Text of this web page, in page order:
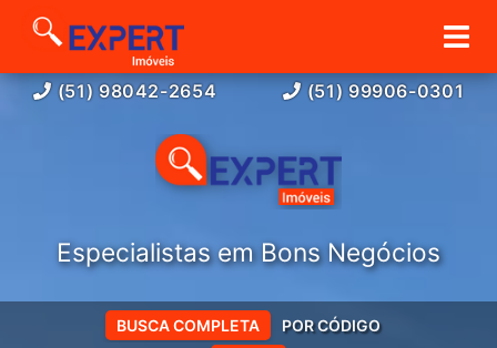
(51) 98042-2654 (51) 99906-0301
Especialistas em Bons Negócios
BUSCA COMPLETA POR CÓDIGO